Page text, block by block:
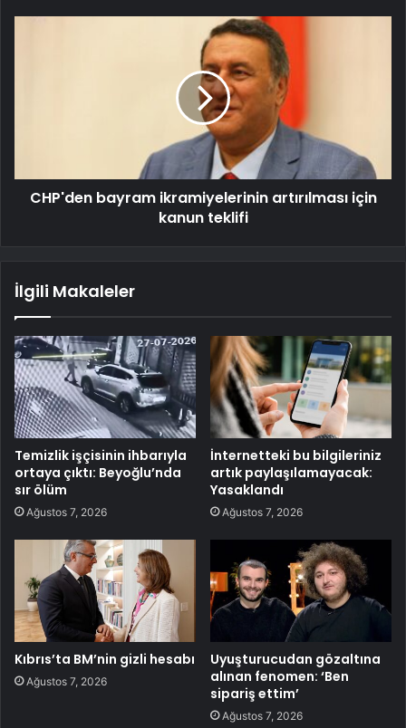
CHP'den bayram ikramiyelerinin artırılması için
kanun teklifi
İlgili Makaleler
Temizlik işçisinin ihbarıyla
ortaya çıktı: Beyoğlu’nda
sır ölüm
Ağustos 7, 2026
İnternetteki bu bilgileriniz
artık paylaşılamayacak:
Yasaklandı
Ağustos 7, 2026
Kıbrıs’ta BM’nin gizli hesabı
Ağustos 7, 2026
Uyuşturucudan gözaltına
alınan fenomen: ‘Ben
sipariş ettim’
Ağustos 7, 2026